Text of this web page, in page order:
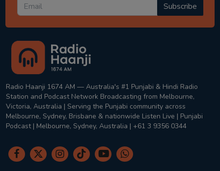
Subscribe
Radio Haanji 1674 AM — Australia's #1 Punjabi & Hindi Radio
Station and Podcast Network Broadcasting from Melbourne,
Victoria, Australia | Serving the Punjabi community across
Melbourne, Sydney, Brisbane & nationwide Listen Live | Punjabi
Podcast | Melbourne, Sydney, Australia | +61 3 9356 0344